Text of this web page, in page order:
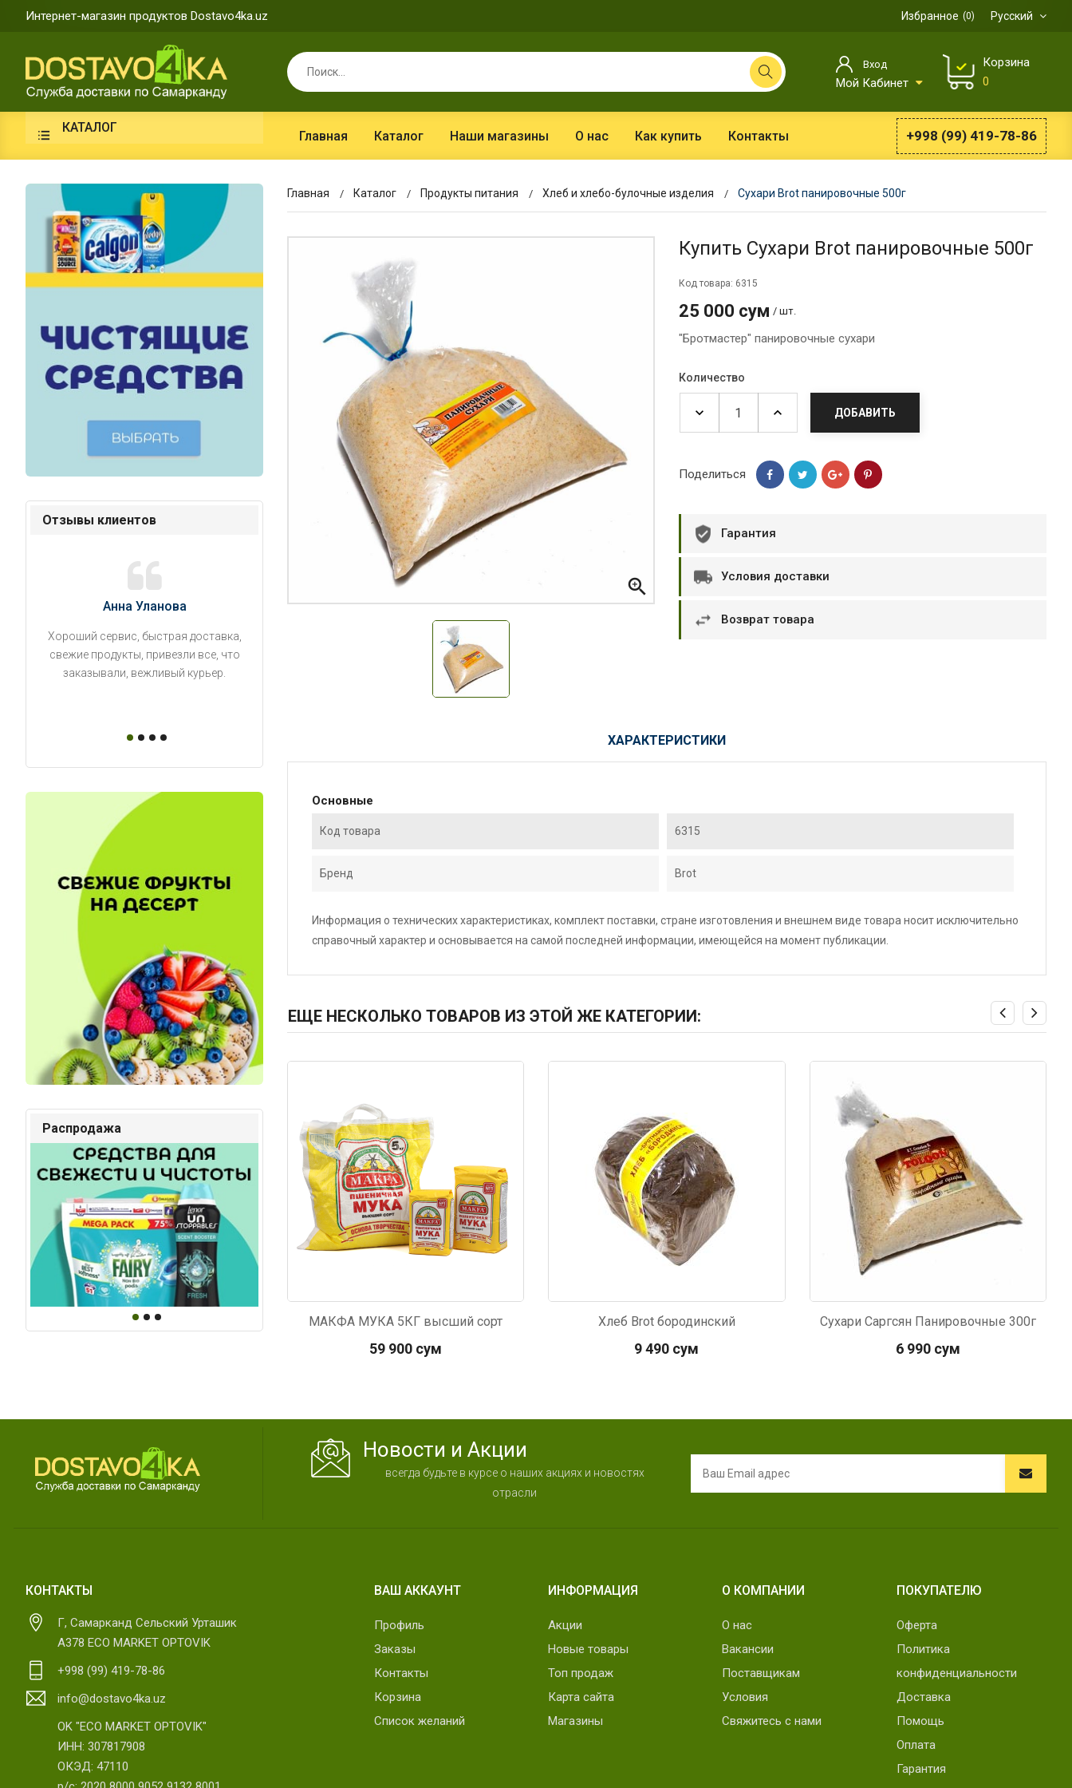
Интернет-магазин продуктов Dostavo4ka.uz Русский
Избранное 0
Вход
Мой Кабинет
Корзина
0
КАТАЛОГ
Главная Каталог Наши магазины О нас Как купить Контакты +998 (99) 419-78-86
Отзывы клиентов
Анна Уланова
Хороший сервис, быстрая доставка,
свежие продукты, привезли все, что
заказывали, вежливый курьер.
Александр П. Ольга Кузяева
Лежу в больнице, сделала заказ, все
привезли раньше назначенного
времени. Курьер Анвар, спасибо ему!
Распродажа
Главная Каталог Продукты питания Хлеб и хлебо-булочные изделия Сухари Brot панировочные 500г

Купить Сухари Brot панировочные 500г
Код товара: 6315
25 000 сум / шт.
"Бротмастер" панировочные сухари
Количество
ДОБАВИТЬ
Поделиться
Гарантия
Условия доставки
Возврат товара
ХАРАКТЕРИСТИКИ
Основные
Код товара 6315
Бренд Brot
Информация о технических характеристиках, комплект поставки, стране изготовления и внешнем виде товара носит исключительно
справочный характер и основывается на самой последней информации, имеющейся на момент публикации.
ЕЩЕ НЕСКОЛЬКО ТОВАРОВ ИЗ ЭТОЙ ЖЕ КАТЕГОРИИ:
Код: 6466
МАКФА МУКА 5КГ высший сорт
59 900 сум
Хлеб Brot бородинский
9 490 сум
Сухари Саргсян Панировочные 300г
6 990 сум
Код: 6387
Новости и Акции
всегда будьте в курсе о наших акциях и новостях
отрасли
КОНТАКТЫ
Г, Самарканд Сельский Урташик
А378 ECO MARKET OPTOVIK
+998 (99) 419-78-86
info@dostavo4ka.uz
OK "ECO MARKET OPTOVIK"
ИНН: 307817908
ОКЭД: 47110
ВАШ АККАУНТ
Профиль
Заказы
Контакты
Корзина
Список желаний
ИНФОРМАЦИЯ
Акции
Новые товары
Топ продаж
Карта сайта
Магазины
О КОМПАНИИ
О нас
Вакансии
Поставщикам
Условия
Свяжитесь с нами
ПОКУПАТЕЛЮ
Оферта
Политика
конфиденциальности
Доставка
Помощь
Оплата
Гарантия